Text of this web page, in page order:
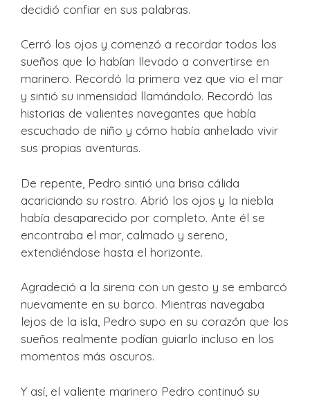
decidió confiar en sus palabras.
Cerró los ojos y comenzó a recordar todos los
sueños que lo habían llevado a convertirse en
marinero. Recordó la primera vez que vio el mar
y sintió su inmensidad llamándolo. Recordó las
historias de valientes navegantes que había
escuchado de niño y cómo había anhelado vivir
sus propias aventuras.
De repente, Pedro sintió una brisa cálida
acariciando su rostro. Abrió los ojos y la niebla
había desaparecido por completo. Ante él se
encontraba el mar, calmado y sereno,
extendiéndose hasta el horizonte.
Agradeció a la sirena con un gesto y se embarcó
nuevamente en su barco. Mientras navegaba
lejos de la isla, Pedro supo en su corazón que los
sueños realmente podían guiarlo incluso en los
momentos más oscuros.
Y así, el valiente marinero Pedro continuó su